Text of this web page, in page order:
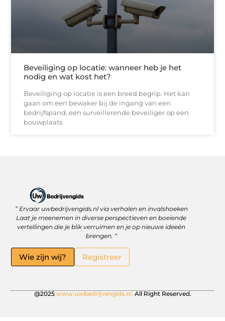
Beveiliging op locatie: wanneer heb je het
nodig en wat kost het?
Beveiliging op locatie is een breed begrip. Het kan
gaan om een bewaker bij de ingang van een
bedrijfspand, een surveillerende beveiliger op een
bouwplaats
” Ervaar uwbedrijvengids.nl via verhalen en invalshoeken
Laat je meenemen in diverse perspectieven en boeiende
vertellingen die je blik verruimen en je op nieuwe ideeën
brengen. “
Wie zijn wij? Registreer
@2025 www.uwbedrijvengids.nl. All Right Reserved.